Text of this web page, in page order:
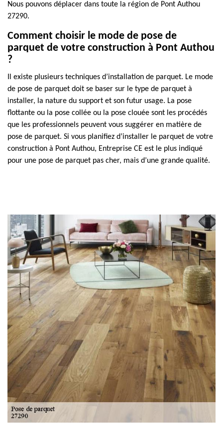
Nous pouvons déplacer dans toute la région de Pont Authou
27290.
Comment choisir le mode de pose de
parquet de votre construction à Pont Authou
?
Il existe plusieurs techniques d’installation de parquet. Le mode
de pose de parquet doit se baser sur le type de parquet à
installer, la nature du support et son futur usage. La pose
flottante ou la pose collée ou la pose clouée sont les procédés
que les professionnels peuvent vous suggérer en matière de
pose de parquet. Si vous planifiez d’installer le parquet de votre
construction à Pont Authou, Entreprise CE est le plus indiqué
pour une pose de parquet pas cher, mais d’une grande qualité.